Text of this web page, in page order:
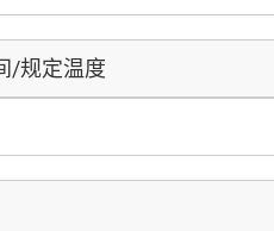
/规定温度